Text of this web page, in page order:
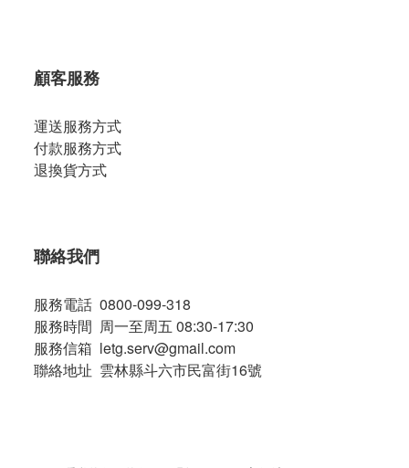
顧客服務
運送服務方式
付款服務方式
退換貨方式
聯絡我們
服務電話 0800-099-318
服務時間 周一至周五 08:30-17:30
服務信箱 letg.serv@gmail.com
聯絡地址 雲林縣斗六市民富街16號